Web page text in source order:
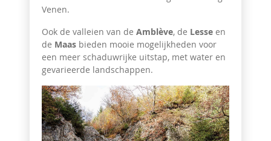
Venen.
Ook de valleien van de Amblève, de Lesse en
de Maas bieden mooie mogelijkheden voor
een meer schaduwrijke uitstap, met water en
gevarieerde landschappen.